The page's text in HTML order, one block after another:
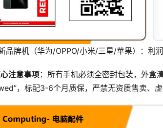
牌机（华为/OPPO/小米/三星/苹果）：利润
注意事项：所有手机必须全密封包装，外盒
，标配3-6个月质保，严禁无资质售卖、虚